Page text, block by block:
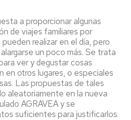
a proporcionar algunas
de viajes familiares por
realizar en el día, pero
un poco más. Se trata
ver y degustar cosas
en otros lugares, o especiales
Las propuestas de tales
aleatoriamente en la nueva
AGRAVEA y se
suficientes para justificarlos.